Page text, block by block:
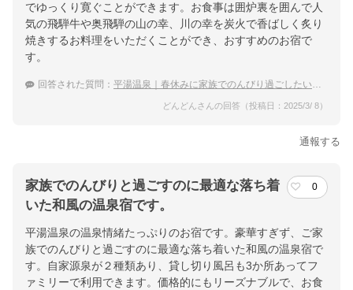
でゆっくり寛ぐことができます。お食事は囲炉裏を囲んで人
気の飛騨牛や奥飛騨の山の幸、川の幸を炭火で香ばしく炙り
焼きするお料理をいただくことができ、おすすめのお宿で
す。
回答された質問： 平湯温泉｜春休みに家族でのんびり過ごしたい！宿のおすすめは？
どんどんさんの回答（投稿日：2025/3/ 8）
通報する
家族でのんびりと過ごすのに最適な落ち着
いた和風の温泉宿です。
0
平湯温泉の温泉情緒たっぷりのお宿です。豪華すぎず、ご家
族でのんびりと過ごすのに最適な落ち着いた和風の温泉宿で
す。自家源泉が２種類あり、貸し切り風呂も3か所あってフ
ァミリーで利用できます。価格的にもリーズナブルで、お食